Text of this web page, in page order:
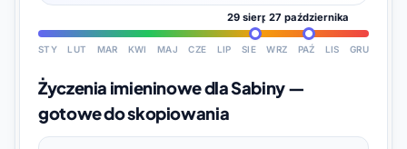
29 sierpnia27 października
STY LUT MAR KWI MAJ CZE LIP SIE WRZ PAŹ LIS GRU
Życzenia imieninowe dla Sabiny —
gotowe do skopiowania